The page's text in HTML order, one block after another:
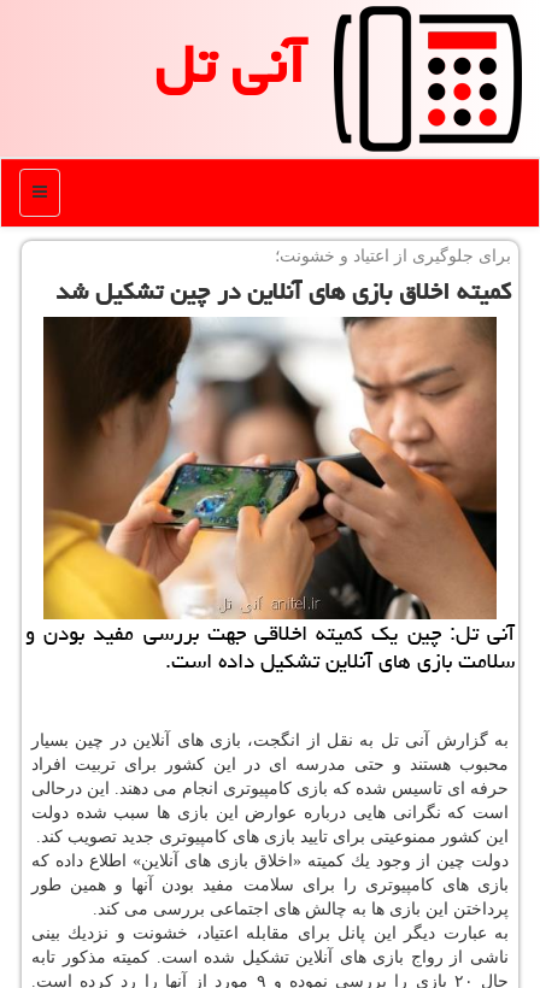
آنی تل
منو
برای جلوگیری از اعتیاد و خشونت؛
كمیته اخلاق بازی های آنلاین در چین تشكیل شد
آنی تل: چین یك كمیته اخلاقی جهت بررسی مفید بودن و
سلامت بازی های آنلاین تشكیل داده است.
به گزارش آنی تل به نقل از انگجت، بازی های آنلاین در چین بسیار
محبوب هستند و حتی مدرسه ای در این كشور برای تربیت افراد
حرفه ای تاسیس شده كه بازی كامپیوتری انجام می دهند. این درحالی
است كه نگرانی هایی درباره عوارض این بازی ها سبب شده دولت
این كشور ممنوعیتی برای تایید بازی های كامپیوتری جدید تصویب كند.
دولت چین از وجود یك كمیته «اخلاق بازی های آنلاین» اطلاع داده كه
بازی های كامپیوتری را برای سلامت مفید بودن آنها و همین طور
پرداختن این بازی ها به چالش های اجتماعی بررسی می كند.
به عبارت دیگر این پانل برای مقابله اعتیاد، خشونت و نزدیك بینی
ناشی از رواج بازی های آنلاین تشكیل شده است. كمیته مذكور تابه
حال ۲۰ بازی را بررسی نموده و ۹ مورد از آنها را رد كرده است.